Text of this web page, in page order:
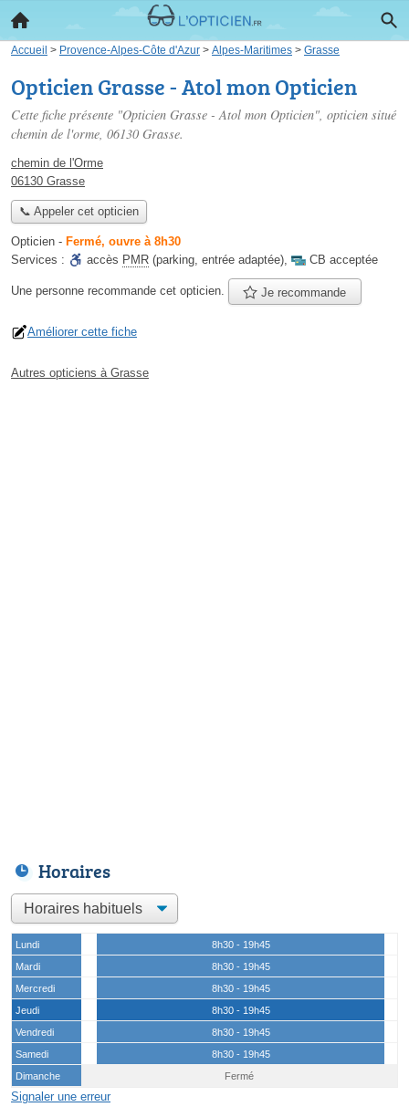
Accueil > Provence-Alpes-Côte d'Azur > Alpes-Maritimes > Grasse
Opticien Grasse - Atol mon Opticien
Cette fiche présente "Opticien Grasse - Atol mon Opticien", opticien situé
chemin de l'orme, 06130 Grasse.
chemin de l'Orme
06130 Grasse
📞 Appeler cet opticien
Opticien - Fermé, ouvre à 8h30
Services :
accès PMR (parking, entrée adaptée), CB acceptée
Une personne recommande cet opticien. Je recommande
Améliorer cette fiche
Autres opticiens à Grasse
Horaires
Lundi
8h30 - 19h45
Mardi
8h30 - 19h45
Mercredi
8h30 - 19h45
Jeudi
8h30 - 19h45
Vendredi
8h30 - 19h45
Samedi
8h30 - 19h45
Dimanche
Fermé
Signaler une erreur